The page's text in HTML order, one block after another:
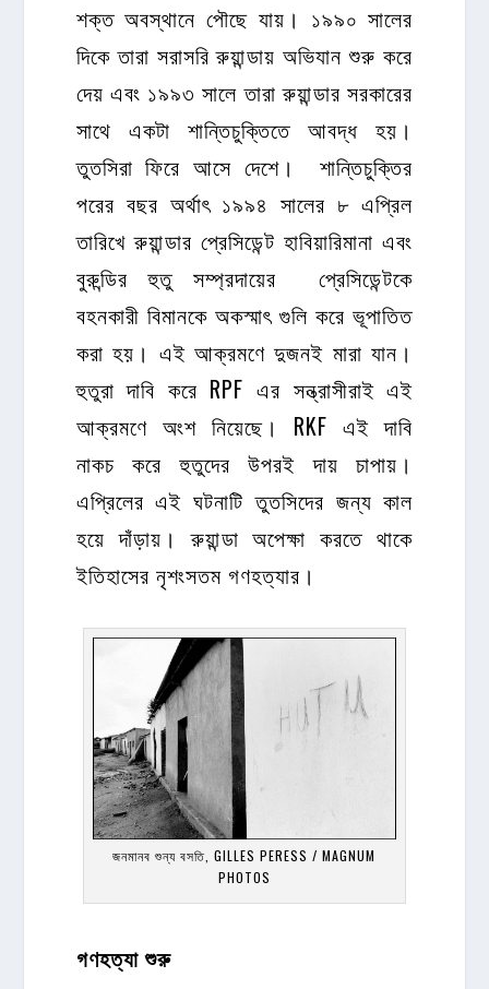
শক্ত অবস্থানে পৌছে যায়। ১৯৯০ সালের
দিকে তারা সরাসরি রুয়ান্ডায় অভিযান শুরু করে
দেয় এবং ১৯৯৩ সালে তারা রুয়ান্ডার সরকারের
সাথে একটা শান্তিচুক্তিতে আবদ্ধ হয়।
তুতসিরা ফিরে আসে দেশে। শান্তিচুক্তির
পরের বছর অর্থাৎ ১৯৯৪ সালের ৮ এপ্রিল
তারিখে রুয়ান্ডার প্রেসিডেন্ট হাবিয়ারিমানা এবং
বুরুন্ডির হুতু সম্প্রদায়ের প্রেসিডেন্টকে
বহনকারী বিমানকে অকস্মাৎ গুলি করে ভূপাতিত
করা হয়। এই আক্রমণে দুজনই মারা যান।
হুতুরা দাবি করে RPF এর সন্ত্রাসীরাই এই
আক্রমণে অংশ নিয়েছে। RKF এই দাবি
নাকচ করে হুতুদের উপরই দায় চাপায়।
এপ্রিলের এই ঘটনাটি তুতসিদের জন্য কাল
হয়ে দাঁড়ায়। রুয়ান্ডা অপেক্ষা করতে থাকে
ইতিহাসের নৃশংসতম গণহত্যার।
জনমানব শুন্য বসতি, GILLES PERESS / MAGNUM
PHOTOS
গণহত্যা শুরু